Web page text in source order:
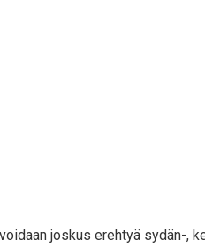
joskus erehtyä sydän-,